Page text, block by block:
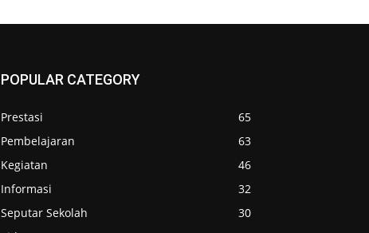
POPULAR CATEGORY
Prestasi
65
Pembelajaran
63
Kegiatan
46
Informasi
32
Seputar Sekolah
30